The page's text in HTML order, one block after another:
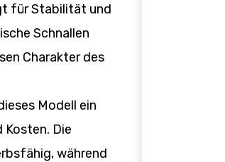
für Stabilität und
Schnallen
Charakter des
Modell ein
Die
während